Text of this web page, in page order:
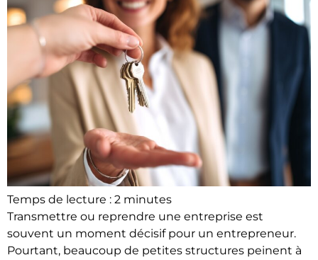
Temps de lecture : 2 minutes
Transmettre ou reprendre une entreprise est
souvent un moment décisif pour un entrepreneur.
Pourtant, beaucoup de petites structures peinent à